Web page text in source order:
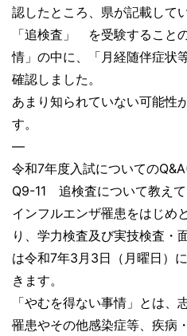
認したところ、県が記載して
「追検査」 を受験すること
情」の中に、「月経随伴症状
確認しました。
あまり知られていない可能性
す。
—
令和7年度入試についての
Q9-11 追検査について教え
インフルエンザ罹患をはじめ
り、学力検査及び実技検査・
は令和7年3月3日（月曜日）
きます。
「やむを得ない事情」とは
罹患やその他感染症等、疾病